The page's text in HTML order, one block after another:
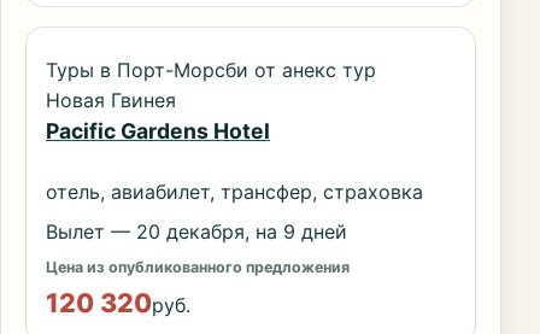
Туры в Порт-Морсби от анекс тур
Новая Гвинея
Pacific Gardens Hotel
отель, авиабилет, трансфер, страховка
Вылет — 20 декабря, на 9 дней
Цена из опубликованного предложения
120 320руб.